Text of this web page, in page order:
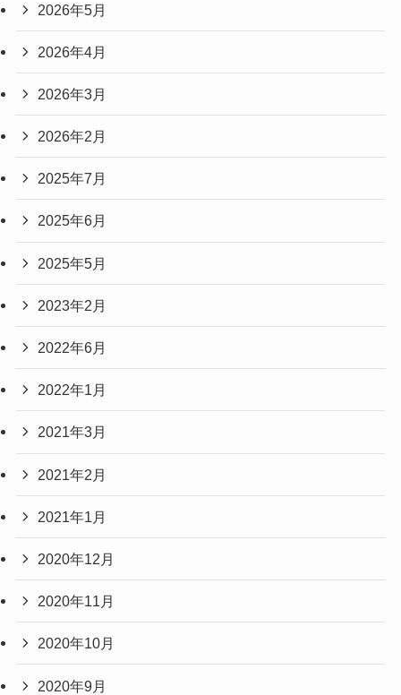
2026年5月
2026年4月
2026年3月
2026年2月
2025年7月
2025年6月
2025年5月
2023年2月
2022年6月
2022年1月
2021年3月
2021年2月
2021年1月
2020年12月
2020年11月
2020年10月
2020年9月